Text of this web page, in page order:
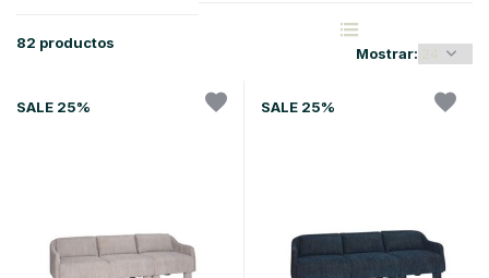
82 productos
Mostrar:
SALE 25% SALE 25%